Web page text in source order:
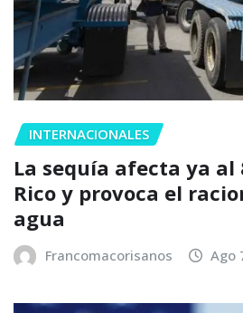
INTERNACIONALES
La sequía afecta ya al
Rico y provoca el
agua
Francomacorisanos Ago